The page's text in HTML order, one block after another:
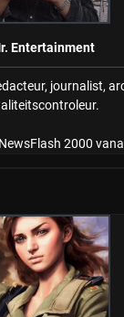
Entertainment
journalist,
2000